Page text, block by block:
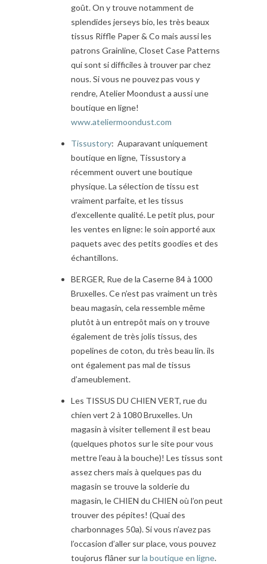
goût. On y trouve notamment de
splendides jerseys bio, les très beaux
tissus Riffle Paper & Co mais aussi les
patrons Grainline, Closet Case Patterns
qui sont si difficiles à trouver par chez
nous. Si vous ne pouvez pas vous y
rendre, Atelier Moondust a aussi une
boutique en ligne!
www.ateliermoondust.com
Tissustory: Auparavant uniquement
boutique en ligne, Tissustory a
récemment ouvert une boutique
physique. La sélection de tissu est
vraiment parfaite, et les tissus
d’excellente qualité. Le petit plus, pour
les ventes en ligne: le soin apporté aux
paquets avec des petits goodies et des
échantillons.
BERGER, Rue de la Caserne 84 à 1000
Bruxelles. Ce n’est pas vraiment un très
beau magasin, cela ressemble même
plutôt à un entrepôt mais on y trouve
également de très jolis tissus, des
popelines de coton, du très beau lin. ils
ont également pas mal de tissus
d’ameublement.
Les TISSUS DU CHIEN VERT, rue du
chien vert 2 à 1080 Bruxelles. Un
magasin à visiter tellement il est beau
(quelques photos sur le site pour vous
mettre l’eau à la bouche)! Les tissus sont
assez chers mais à quelques pas du
magasin se trouve la solderie du
magasin, le CHIEN du CHIEN où l’on peut
trouver des pépites! (Quai des
charbonnages 50a). Si vous n’avez pas
l’occasion d’aller sur place, vous pouvez
toujorus flâner surla boutique en ligne.